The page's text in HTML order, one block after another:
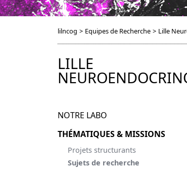
lilncog > Equipes de Recherche > Lille
LILLE
NOTRE LABO
THÉMATIQUES & MISSIONS
Projets structurants
Sujets de recherche